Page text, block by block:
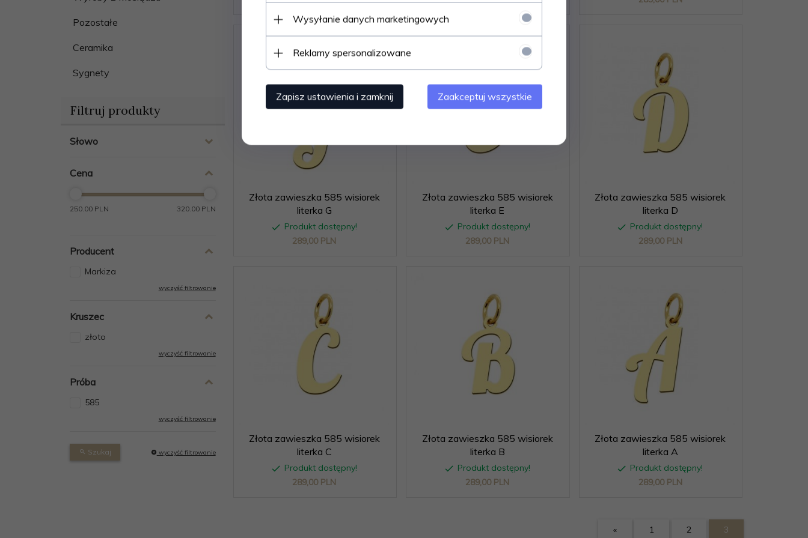
Pozostałe
Ceramika
Sygnety
Filtruj produkty
Słowo
Cena
250.00 PLN 320.00 PLN
Producent
Markiza
wyczyść filtrowanie
Kruszec
złoto
wyczyść filtrowanie
Próba
585
wyczyść filtrowanie
Szukaj wyczyść filtrowanie
Złota zawieszka 585 wisiorek
literka G
Produkt dostępny!
289, 00 PLN
Złota zawieszka 585 wisiorek
literka E
Produkt dostępny!
289, 00 PLN
Złota zawieszka 585 wisiorek
literka D
Produkt dostępny!
289, 00 PLN
Złota zawieszka 585 wisiorek
literka C
Produkt dostępny!
289, 00 PLN
Złota zawieszka 585 wisiorek
literka B
Produkt dostępny!
289, 00 PLN
Złota zawieszka 585 wisiorek
literka A
Produkt dostępny!
289, 00 PLN
« 1 2 3
Wysyłanie danych marketingowych
Reklamy spersonalizowane
Zapisz ustawienia i zamknij Zaakceptuj wszystkie